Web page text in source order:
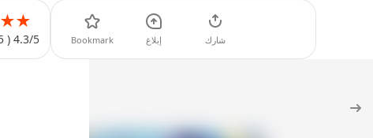
شارك إبلاغ Bookmark
★
★
4.3/5 ( 15 الأصوات )